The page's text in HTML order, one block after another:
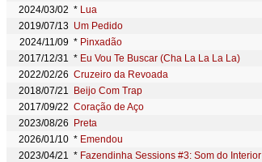
2024/03/02 * Lua
2019/07/13 Um Pedido
2024/11/09 * Pinxadão
2017/12/31 * Eu Vou Te Buscar (Cha La La La La)
2022/02/26 Cruzeiro da Revoada
2018/07/21
Beijo Com Trap
2017/09/22 Coração de Aço
2023/08/26
Preta
2026/01/10 * Emendou
2023/04/21 * Fazendinha Sessions #3: Som do Interior